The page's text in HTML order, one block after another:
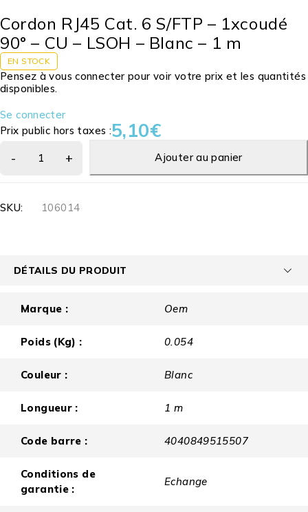
Cordon RJ45 Cat. 6 S/FTP – 1xcoudé
90° – CU – LSOH – Blanc – 1 m
EN STOCK
Pensez à vous connecter pour voir votre prix et les quantités
disponibles.
Se connecter
Prix public hors taxes :5,10€
Ajouter au panier
SKU: 106014
DÉTAILS DU PRODUIT
Marque : Oem
Poids (Kg) : 0.054
Couleur : Blanc
Longueur : 1 m
Code barre : 4040849515507
Conditions de
garantie :
Echange